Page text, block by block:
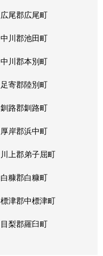
広尾郡広尾町
中川郡池田町
中川郡本別町
足寄郡陸別町
釧路郡釧路町
厚岸郡浜中町
川上郡弟子屈町
白糠郡白糠町
標津郡中標津町
目梨郡羅臼町